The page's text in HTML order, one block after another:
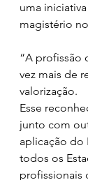
uma
magistério
“A profissão
vez mais de
valorização.
Esse
junto com
aplicação do
todos os
profissionais